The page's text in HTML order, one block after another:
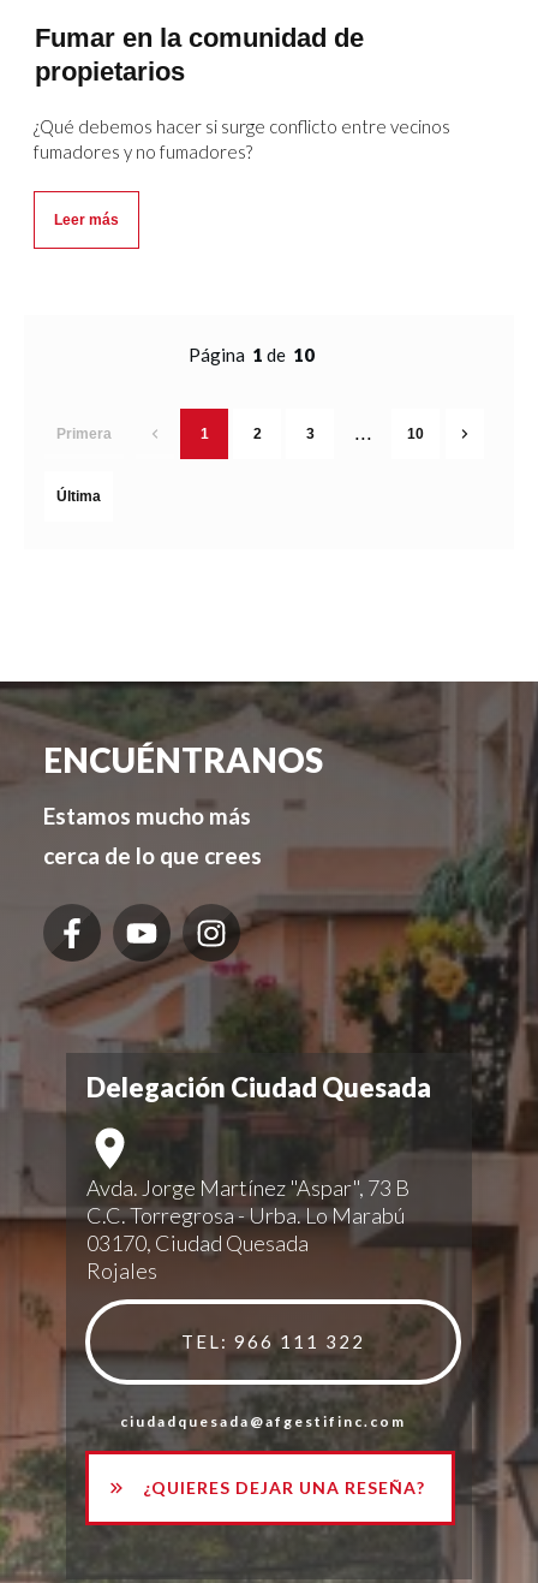
Fumar en la comunidad de
propietarios
¿Qué debemos hacer si surge conflicto entre vecinos
fumadores y no fumadores?
Leer más
Página 1 de 10
Primera 1 2 3 ... 10
Última
ENCUÉNTRANOS
Estamos mucho más
cerca de lo que crees
Delegación Ciudad Quesada
Avda. Jorge Martínez "Aspar", 73 B
C.C. Torregrosa - Urba. Lo Marabú
03170, Ciudad Quesada
Rojales
TEL: 966 111 322
ciudadquesada@afgestifinc.com
¿QUIERES DEJAR UNA RESEÑA?